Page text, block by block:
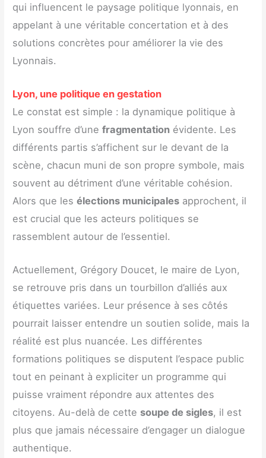
qui influencent le paysage politique lyonnais, en
appelant à une véritable concertation et à des
solutions concrètes pour améliorer la vie des
Lyonnais.
Lyon, une politique en gestation
Le constat est simple : la dynamique politique à
Lyon souffre d’unefragmentation évidente. Les
différents partis s’affichent sur le devant de la
scène, chacun muni de son propre symbole, mais
souvent au détriment d’une véritable cohésion.
Alors que lesélections municipales approchent, il
est crucial que les acteurs politiques se
rassemblent autour de l’essentiel.
Actuellement, Grégory Doucet, le maire de Lyon,
se retrouve pris dans un tourbillon d’alliés aux
étiquettes variées. Leur présence à ses côtés
pourrait laisser entendre un soutien solide, mais la
réalité est plus nuancée. Les différentes
formations politiques se disputent l’espace public
tout en peinant à expliciter un programme qui
puisse vraiment répondre aux attentes des
citoyens. Au-delà de cette soupe de sigles, il est
plus que jamais nécessaire d’engager un dialogue
authentique.